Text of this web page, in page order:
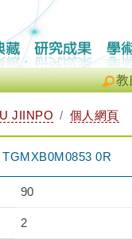
教
JIINPO 個人網頁
0R
90
2